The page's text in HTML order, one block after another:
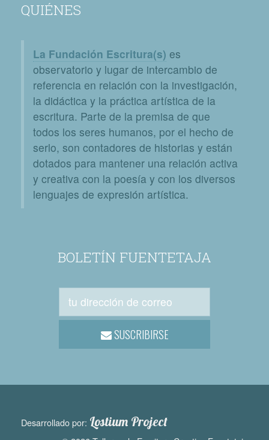
QUIÉNES
La Fundación Escritura(s) es
observatorio y lugar de intercambio de
referencia en relación con la investigación,
la didáctica y la práctica artística de la
escritura. Parte de la premisa de que
todos los seres humanos, por el hecho de
serlo, son contadores de historias y están
dotados para mantener una relación activa
y creativa con la poesía y con los diversos
lenguajes de expresión artística.
BOLETÍN FUENTETAJA
SUSCRIBIRSE
Desarrollado por: Lostium Project